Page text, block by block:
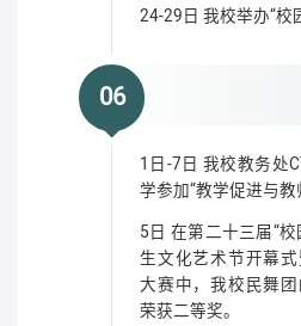
24-29日 我校举办“校
06
1日-7日 我校教务处
学参加“教学促进与教
5日 在第二十三届“
生文化艺术节开幕
大赛中，我校民舞
荣获二等奖。